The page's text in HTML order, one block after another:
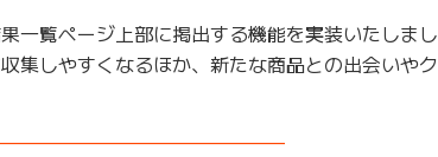
一覧ページ上部に掲出する機能を実装いたしまし
集しやすくなるほか、新たな商品との出会いやク